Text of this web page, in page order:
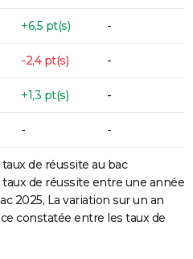
+6,5 pt(s) -
-2,4 pt(s) -
+1,3 pt(s) -
- -
de réussite au bac
de réussite entre une année
2025, La variation sur un an
constatée entre les taux de